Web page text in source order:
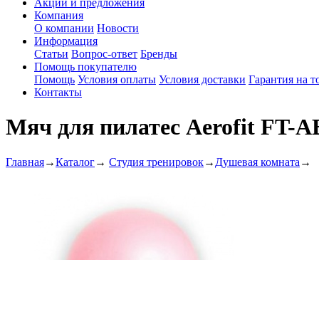
Акции и предложения
Компания
О компании Новости
Информация
Статьи Вопрос-ответ Бренды
Помощь покупателю
Помощь Условия оплаты Условия доставки Гарантия на
Контакты
Мяч для пилатес Aerofit FT-
Главная→Каталог→ Студия тренировок→ Душевая комната →